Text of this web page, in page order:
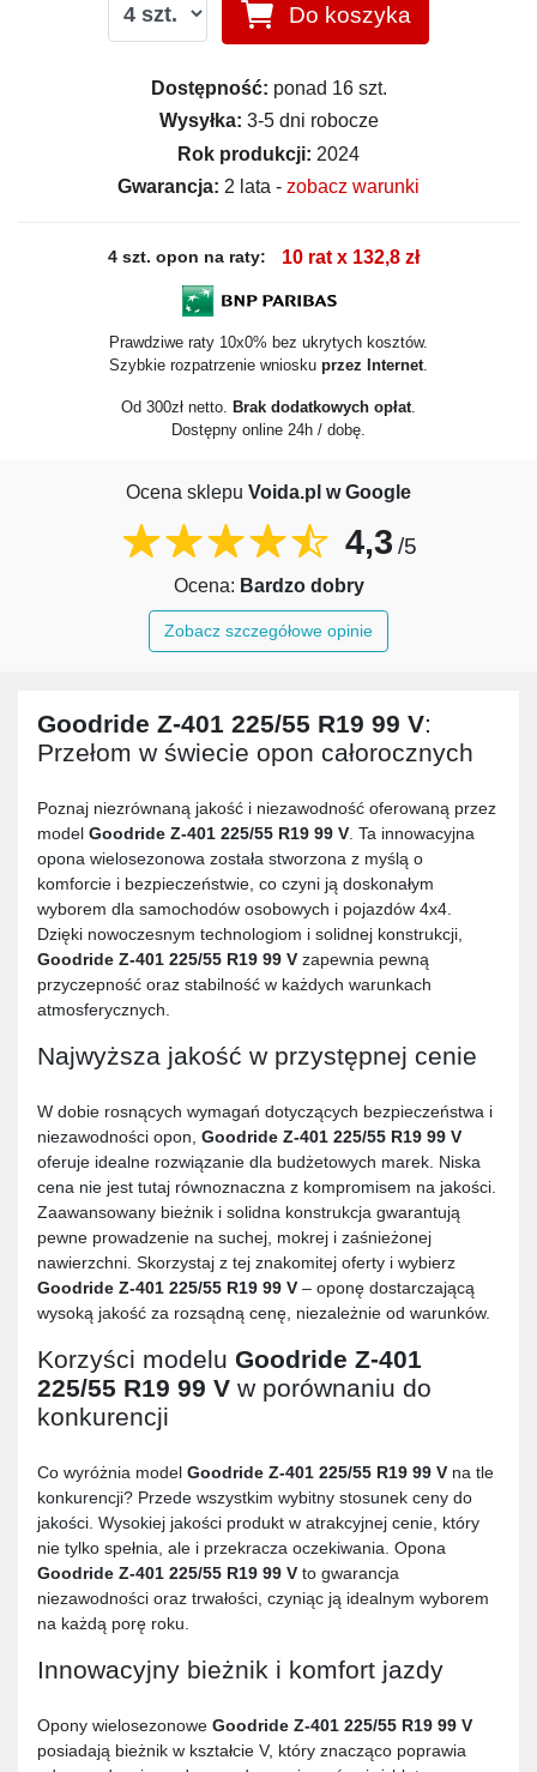
Do koszyka
Dostępność: ponad 16 szt.
Wysyłka: 3-5 dni robocze
Rok produkcji: 2024
Gwarancja: 2 lata - zobacz warunki
4 szt. opon na raty: 10 rat x 132,8 zł
Prawdziwe raty 10x0% bez ukrytych kosztów.
Szybkie rozpatrzenie wniosku przez Internet
Od 300zł netto. Brak dodatkowych opłat
Dostępny online 24h / dobę.
Ocena sklepu Voida.pl w Google
4,3 /5
Ocena: Bardzo dobry
Zobacz szczegółowe opinie
Goodride Z-401 225/55 R19 99 V:
Przełom w świecie opon całorocznych
Poznaj niezrównaną jakość i niezawodność oferowaną przez
model Goodride Z-401 225/55 R19 99 V. Ta innowacyjna
opona wielosezonowa została stworzona z myślą o
komforcie i bezpieczeństwie, co czyni ją doskonałym
wyborem dla samochodów osobowych i pojazdów 4x4.
Dzięki nowoczesnym technologiom i solidnej konstrukcji,
Goodride Z-401 225/55 R19 99 V zapewnia pewną
przyczepność oraz stabilność w każdych warunkach
atmosferycznych.
Najwyższa jakość w przystępnej cenie
W dobie rosnących wymagań dotyczących bezpieczeństwa i
niezawodności opon, Goodride Z-401 225/55 R19 99 V
oferuje idealne rozwiązanie dla budżetowych marek. Niska
cena nie jest tutaj równoznaczna z kompromisem na jakości.
Zaawansowany bieżnik i solidna konstrukcja gwarantują
pewne prowadzenie na suchej, mokrej i zaśnieżonej
nawierzchni. Skorzystaj z tej znakomitej oferty i wybierz
Goodride Z-401 225/55 R19 99 V – oponę dostarczającą
wysoką jakość za rozsądną cenę, niezależnie od warunków.
Korzyści modelu Goodride Z-401
225/55 R19 99 V w porównaniu do
konkurencji
Co wyróżnia model Goodride Z-401 225/55 R19 99 V na tle
konkurencji? Przede wszystkim wybitny stosunek ceny do
jakości. Wysokiej jakości produkt w atrakcyjnej cenie, który
nie tylko spełnia, ale i przekracza oczekiwania. Opona
Goodride Z-401 225/55 R19 99 V to gwarancja
niezawodności oraz trwałości, czyniąc ją idealnym wyborem
na każdą porę roku.
Innowacyjny bieżnik i komfort jazdy
Opony wielosezonowe Goodride Z-401 225/55 R19 99 V
posiadają bieżnik w kształcie V, który znacząco poprawia